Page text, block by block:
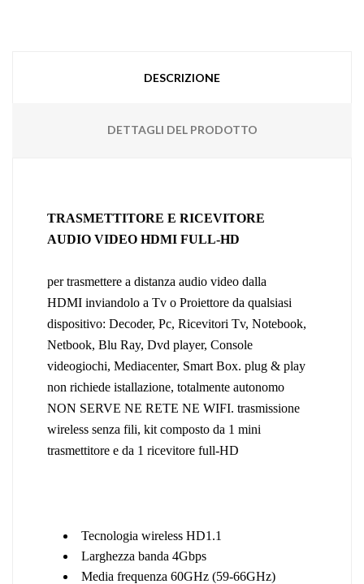
DESCRIZIONE
DETTAGLI DEL PRODOTTO
TRASMETTITORE E RICEVITORE
AUDIO VIDEO HDMI FULL-HD
per trasmettere a distanza audio video dalla
HDMI inviandolo a Tv o Proiettore da qualsiasi
dispositivo: Decoder, Pc, Ricevitori Tv, Notebook,
Netbook, Blu Ray, Dvd player, Console
videogiochi, Mediacenter, Smart Box. plug & play
non richiede istallazione, totalmente autonomo
NON SERVE NE RETE NE WIFI. trasmissione
wireless senza fili, kit composto da 1 mini
trasmettitore e da 1 ricevitore full-HD
Tecnologia wireless HD1.1
Larghezza banda 4Gbps
Media frequenza 60GHz (59-66GHz)